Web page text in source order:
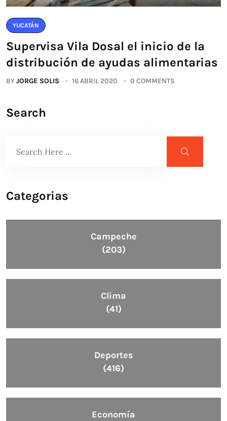
YUCATÁN
Supervisa Vila Dosal el inicio de la
distribución de ayudas alimentarias
BYJORGE SOLIS 16 ABRIL 2020 0 COMMENTS
Search
Categorias
Campeche
(203)
Clima
(41)
Deportes
(416)
Economía